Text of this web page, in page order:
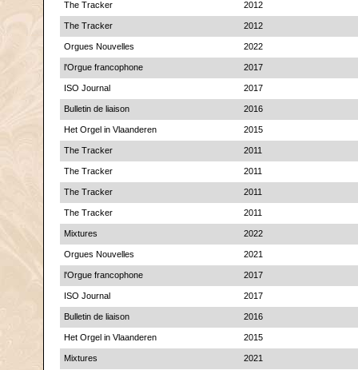
The Tracker 2012
The Tracker 2012
Orgues Nouvelles 2022
l'Orgue francophone 2017
ISO Journal 2017
Bulletin de liaison 2016
Het Orgel in Vlaanderen 2015
The Tracker 2011
The Tracker 2011
The Tracker 2011
The Tracker 2011
Mixtures 2022
Orgues Nouvelles 2021
l'Orgue francophone 2017
ISO Journal 2017
Bulletin de liaison 2016
Het Orgel in Vlaanderen 2015
Mixtures 2021